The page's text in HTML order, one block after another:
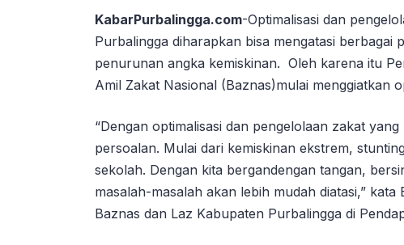
KabarPurbalingga.com-Optimalisasi dan
Purbalingga diharapkan bisa mengatasi berbagai
penurunan angka kemiskinan. Oleh karena itu
Amil Zakat Nasional (Baznas)mulai menggiatkan
“Dengan optimalisasi dan pengelolaan zakat
persoalan. Mulai dari kemiskinan ekstrem,
sekolah. Dengan kita bergandengan tangan,
masalah-masalah akan lebih mudah diatasi,”
Baznas dan Laz Kabupaten Purbalingga di